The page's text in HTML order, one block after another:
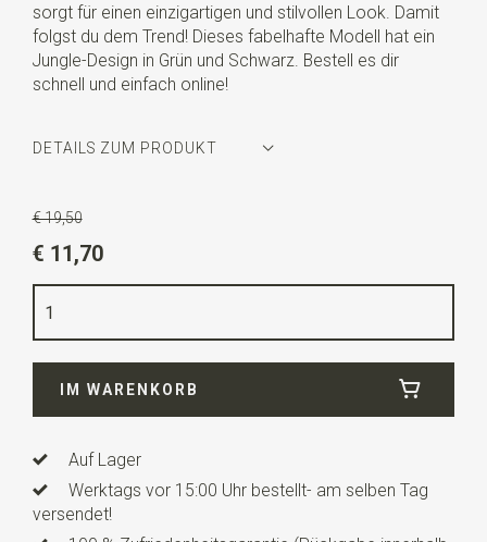
sorgt für einen einzigartigen und stilvollen Look. Damit
folgst du dem Trend! Dieses fabelhafte Modell hat ein
Jungle-Design in Grün und Schwarz. Bestell es dir
schnell und einfach online!
DETAILS ZUM PRODUKT
Farbe grün / schwarz
Qualitätbedruckte polyester Twill
Breite
Länge26 cm
€ 19,50
€ 11,70
IM WARENKORB
Auf Lager
Werktags vor 15:00 Uhr bestellt- am selben Tag
versendet!